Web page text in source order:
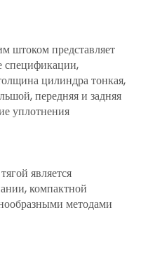
штоком представляет
спецификации,
цилиндра тонкая,
передняя и задняя
уплотнения
является
компактной
методами